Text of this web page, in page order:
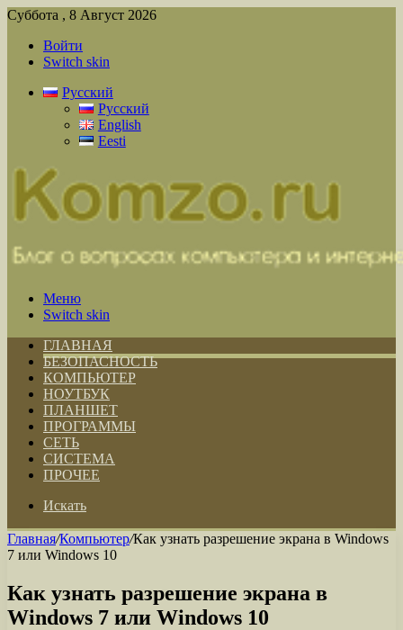
Суббота , 8 Август 2026
Войти
Switch skin
Русский
Русский
English
Eesti
Меню
Switch skin
ГЛАВНАЯ
БЕЗОПАСНОСТЬ
КОМПЬЮТЕР
НОУТБУК
ПЛАНШЕТ
ПРОГРАММЫ
СЕТЬ
СИСТЕМА
ПРОЧЕЕ
Искать
Главная/Компьютер/Как узнать разрешение экрана в Windows
7 или Windows 10
Как узнать разрешение экрана в
Windows 7 или Windows 10